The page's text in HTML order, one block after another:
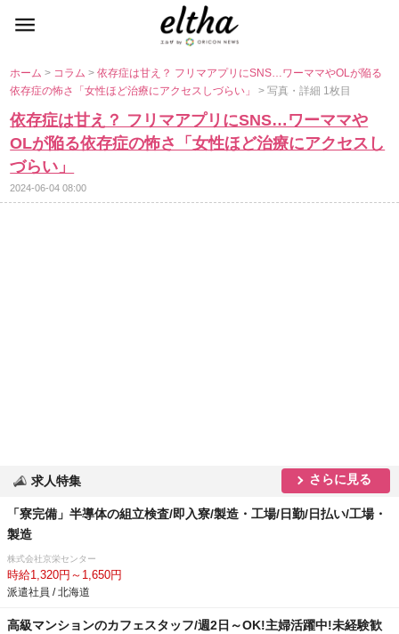
ホーム> コラム>依存症は甘え？ フリマアプリにSNS…ワーママやOLが陥る
依存症の怖さ「女性ほど治療にアクセスしづらい」> 写真・詳細 1枚目
依存症は甘え？ フリマアプリにSNS…ワーママ
OLが陥る依存症の怖さ「女性ほど治療にアクセスし
づらい」
2024-06-04 08:00
求人特集 さらに見る
「寮完備」半導体の組立検査/即入寮/製造・工場/日勤/日払い/工場・
製造
株式会社京栄センター
時給1,320円～1,650円
派遣社員 / 北海道
高級マンションのカフェスタッフ/週2日～OK!主婦活躍中!未経験歓